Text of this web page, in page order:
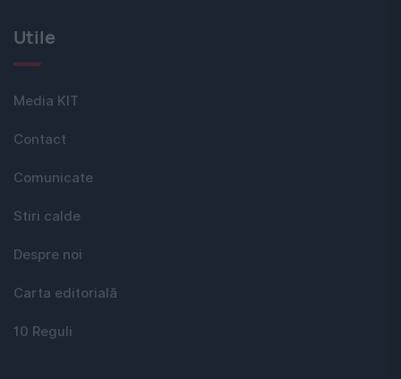
Utile
Media KIT
Contact
Comunicate
Stiri calde
Despre noi
Carta editorială
10 Reguli